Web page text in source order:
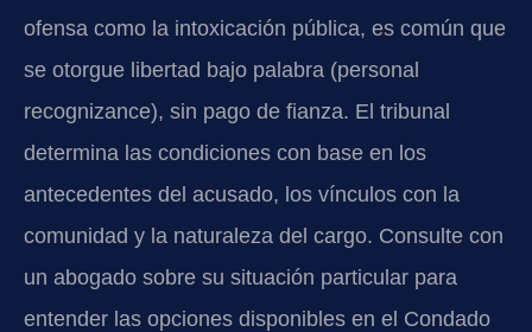
ofensa como la intoxicación pública, es común que
se otorgue libertad bajo palabra (personal
recognizance), sin pago de fianza. El tribunal
determina las condiciones con base en los
antecedentes del acusado, los vínculos con la
comunidad y la naturaleza del cargo. Consulte con
un abogado sobre su situación particular para
entender las opciones disponibles en el Condado